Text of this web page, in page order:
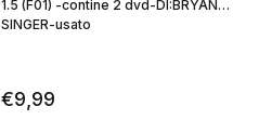
1.5 (F01) -contine 2 dvd-DI:BRYAN
SINGER-usato
€9,99